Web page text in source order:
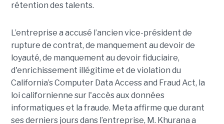
rétention des talents.
L’entreprise a accusé l’ancien vice-président de
rupture de contrat, de manquement au devoir de
loyauté, de manquement au devoir fiduciaire,
d'enrichissement illégitime et de violation du
California’s Computer Data Access and Fraud Act, la
loi californienne sur l'accès aux données
informatiques et la fraude. Meta affirme que durant
ses derniers jours dans l’entreprise, M. Khurana a